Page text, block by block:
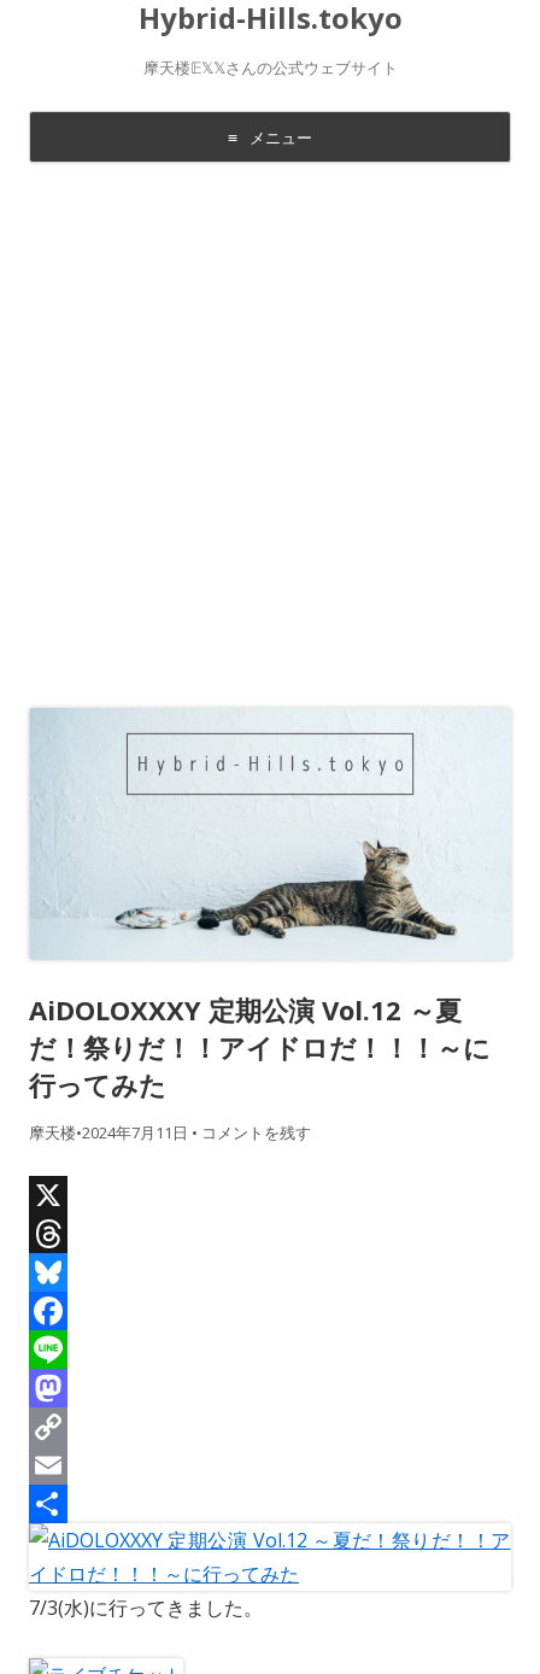
Hybrid-Hills.tokyo
摩天楼𝔼𝕏𝕏さんの公式ウェブサイト
メニュー
コ
AiDOLOXXXY 定期公演 Vol.12 ～夏
だ！祭りだ！！アイドロだ！！！～に
行ってみた
摩天楼•2024年7月11日 • コメントを残す
X
T
h
r
e
a
d
s
B
u
e
s
k
y
F
a
c
e
b
o
o
k
L
n
e
M
a
s
t
o
d
o
C
o
p
y
L
i
E
m
a
i
l
共
有
7/3(水)に行ってきました。